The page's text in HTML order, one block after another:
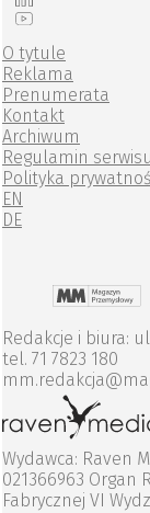
O tytule
Reklama
Prenumerata
Kontakt
Archiwum
Regulamin serwisu
Polityka
EN
DE
Redakcje i biura:
tel. 71 7823 180
Wydawca: Raven
021366963 Organ
Fabrycznej VI